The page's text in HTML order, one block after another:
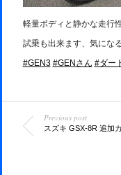
軽量ボディと静かな走行
試乗も出来ます、気にな
#GEN3 #GENさん #ダー
Previous post
スズキ GSX-8R 追加